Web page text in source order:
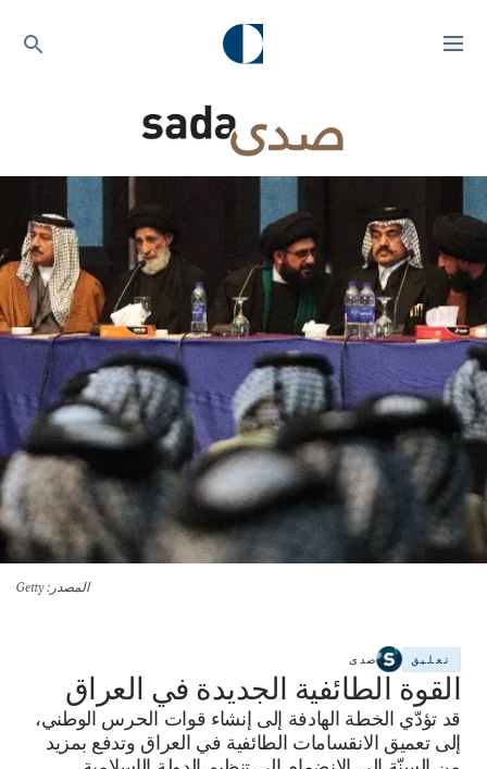
المصدر : Getty
تعليق صدى
القوة الطائفية الجديدة في العراق
قد تؤدّي الخطة الهادفة إلى إنشاء قوات الحرس الوطني،
إلى تعميق الانقسامات الطائفية في العراق وتدفع بمزيد